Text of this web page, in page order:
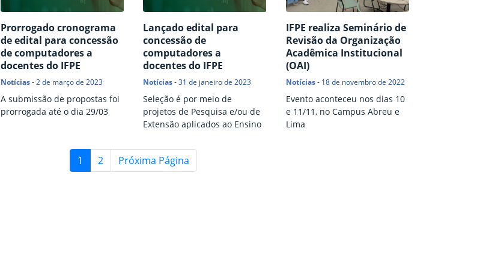
Prorrogado cronograma
de edital para concessão
de computadores a
docentes do IFPE
Notícias -2 de março de 2023
A submissão de propostas foi
prorrogada até o dia 29/03
Lançado edital para
concessão de
computadores a
docentes do IFPE
Notícias-31 de janeiro de 2023
Seleção é por meio de
projetos de Pesquisa e/ou de
Extensão aplicados ao Ensino
IFPE realiza Seminário de
Revisão da Organização
Acadêmica Institucional
(OAI)
Notícias - 18 de novembro de 2022
Evento aconteceu nos dias 10
e 11/11, no Campus Abreu e
Lima
1 2 Próxima Página